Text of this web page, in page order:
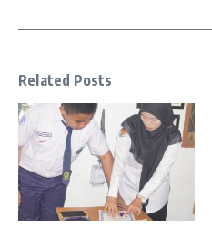
Related Posts